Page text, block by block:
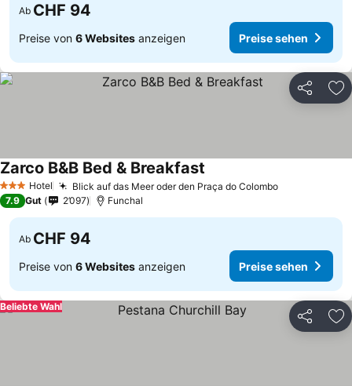
Ab CHF 94
Preise von 6 Websites anzeigen Preise sehen
Teilen
3 SterneHotel Blick auf das Meer oder den Praça do ColomboPreise sehen
Zarco B&B Bed & Breakfast
7.9 Gut 2’097 Funchal
Ab CHF 94
Preise von 6 Websites anzeigen Preise sehen
Teilen
Beliebte Wahl